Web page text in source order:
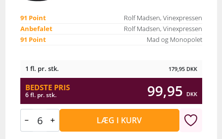
91 Point
Rolf Madsen, Vinexpressen
Anbefalet
Rolf Madsen, Vinexpressen
91 Point
Mad og Monopolet
1 fl. pr. stk. 179,95 DKK
BEDSTE PRIS
6 fl. pr. stk. 99,95 DKK
LÆG I KURV